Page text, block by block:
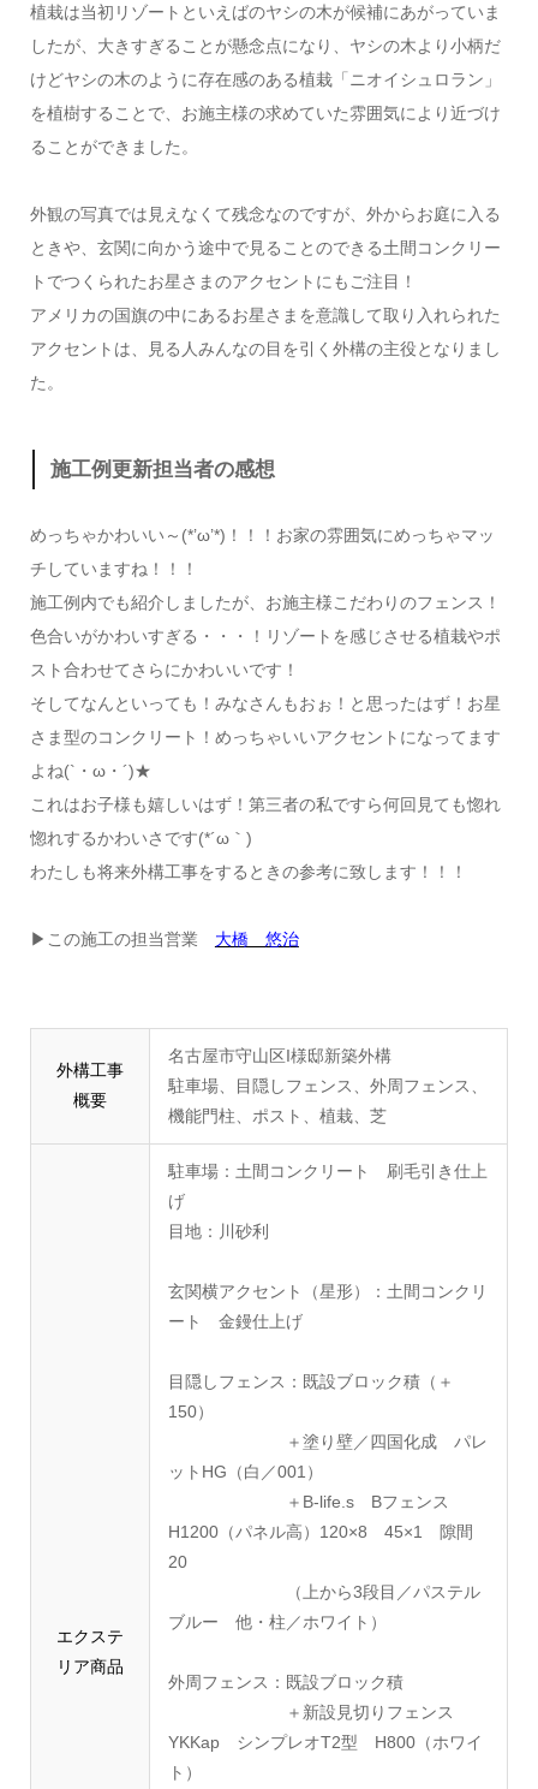
植栽は当初リゾートといえばのヤシの木が候補にあがっていま
したが、大きすぎることが懸念点になり、ヤシの木より小柄だ
けどヤシの木のように存在感のある植栽「ニオイシュロラン」
を植樹することで、お施主様の求めていた雰囲気により近づけ
ることができました。
外観の写真では見えなくて残念なのですが、外からお庭に入る
ときや、玄関に向かう途中で見ることのできる土間コンクリー
トでつくられたお星さまのアクセントにもご注目！
アメリカの国旗の中にあるお星さまを意識して取り入れられた
アクセントは、見る人みんなの目を引く外構の主役となりまし
た。
施工例更新担当者の感想
めっちゃかわいい～(*’ω’*)！！！お家の雰囲気にめっちゃマッ
チしていますね！！！
施工例内でも紹介しましたが、お施主様こだわりのフェンス！
色合いがかわいすぎる・・・！リゾートを感じさせる植栽やポ
スト合わせてさらにかわいいです！
そしてなんといっても！みなさんもおぉ！と思ったはず！お星
さま型のコンクリート！めっちゃいいアクセントになってます
よね(`・ω・´)★
これはお子様も嬉しいはず！第三者の私ですら何回見ても惚れ
惚れするかわいさです(*´ω｀)
わたしも将来外構工事をするときの参考に致します！！！
▶この施工の担当営業 大橋 悠治
外構工事
概要
名古屋市守山区I様邸新築外構
駐車場、目隠しフェンス、外周フェンス、
機能門柱、ポスト、植栽、芝
エクステ
リア商品
駐車場：土間コンクリート 刷毛引き仕上
げ
目地：川砂利
玄関横アクセント（星形）：土間コンクリ
ート 金鏝仕上げ
目隠しフェンス：既設ブロック積（＋
150）
＋塗り壁／四国化成 パレ
ットHG（白／001）
＋B-life.s Bフェンス
H1200（パネル高）120×8 45×1 隙間
20
（上から3段目／パステル
ブルー 他・柱／ホワイト）
外周フェンス：既設ブロック積
＋新設見切りフェンス
YKKap シンプレオT2型 H800（ホワイ
ト）